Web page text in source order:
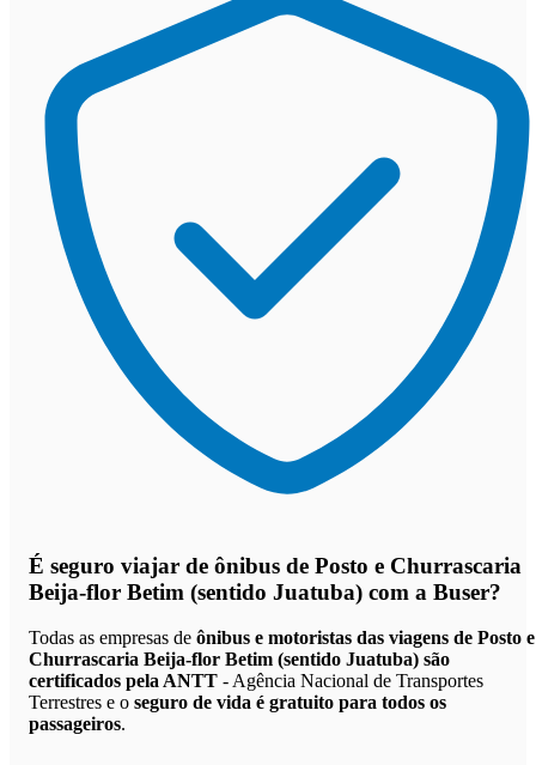
É seguro viajar de ônibus de Posto e Churrascaria
Beija-flor Betim (sentido Juatuba) com a Buser?
Todas as empresas de ônibus e motoristas das viagens de Posto e
Churrascaria Beija-flor Betim (sentido Juatuba) são
certificados pela ANTT - Agência Nacional de Transportes
Terrestres e o seguro de vida é gratuito para todos os
passageiros.